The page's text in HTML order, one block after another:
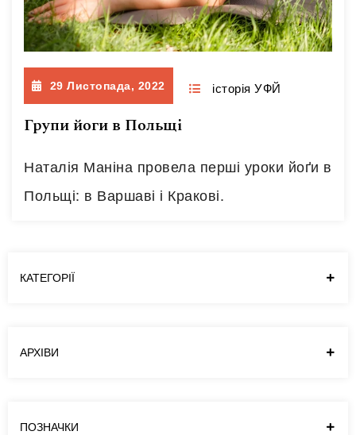
29 Листопада, 2022 історія УФЙ
Групи йоги в Польщі
Наталія Маніна провела перші уроки йоґи в
Польщі: в Варшаві і Кракові.
КАТЕГОРІЇ
АРХІВИ
ПОЗНАЧКИ